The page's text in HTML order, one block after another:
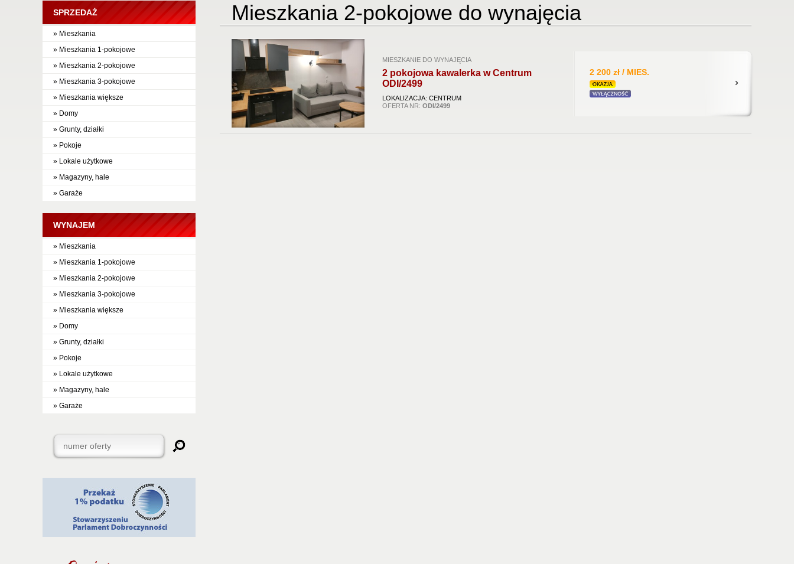
SPRZEDAŻ
» Mieszkania
» Mieszkania 1-pokojowe
» Mieszkania 2-pokojowe
» Mieszkania 3-pokojowe
» Mieszkania większe
» Domy
» Grunty, działki
» Pokoje
» Lokale użytkowe
» Magazyny, hale
» Garaże
WYNAJEM
» Mieszkania
» Mieszkania 1-pokojowe
» Mieszkania 2-pokojowe
» Mieszkania 3-pokojowe
» Mieszkania większe
» Domy
» Grunty, działki
» Pokoje
» Lokale użytkowe
» Magazyny, hale
» Garaże
Mieszkania 2-pokojowe do wynajęcia
MIESZKANIE DO WYNAJĘCIA
2 pokojowa kawalerka w Centrum
ODI/2499
LOKALIZACJA: CENTRUM
OFERTA NR: ODI/2499
2 200 zł / MIES.